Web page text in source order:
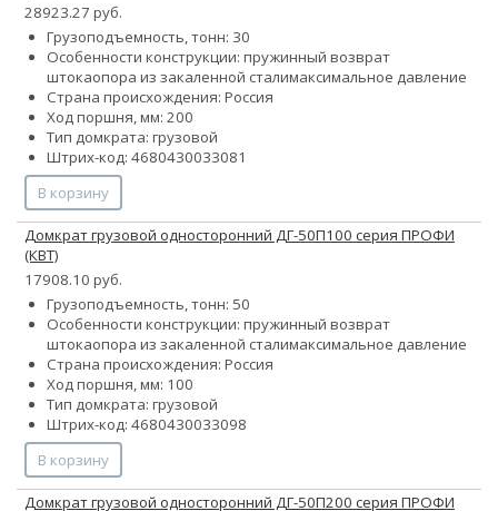
28923.27 руб.
Грузоподъемность, тонн: 30
Особенности конструкции: пружинный возврат
штокаопора из закаленной сталимаксимальное давление
Страна происхождения: Россия
Ход поршня, мм: 200
Тип домкрата: грузовой
Штрих-код: 4680430033081
В корзину
Домкрат грузовой односторонний ДГ-50П100 серия ПРОФИ
(КВТ)
17908.10 руб.
Грузоподъемность, тонн: 50
Особенности конструкции: пружинный возврат
штокаопора из закаленной сталимаксимальное давление
Страна происхождения: Россия
Ход поршня, мм: 100
Тип домкрата: грузовой
Штрих-код: 4680430033098
В корзину
Домкрат грузовой односторонний ДГ-50П200 серия ПРОФИ